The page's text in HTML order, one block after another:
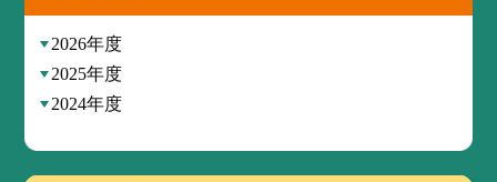
2026年度
2025年度
2024年度